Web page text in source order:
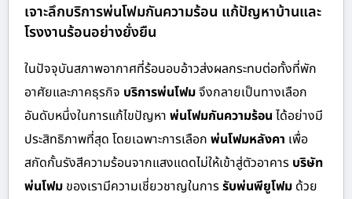
เจาะลึกบริการพ่นโฟมกันความร้อน แก้ปัญหาบ้านและ
โรงงานร้อนอย่างยั่งยืน
ในปัจจุบันสภาพอากาศที่ร้อนอบอ้าวส่งผลกระทบต่อทั้งที่พัก
อาศัยและภาคธุรกิจ บริการพ่นโฟมจึงกลายเป็นทางเลือก
อันดับหนึ่งในการแก้ไขปัญหา พ่นโฟมกันความร้อน ได้อย่างมี
ประสิทธิภาพที่สุด โดยเฉพาะการเลือก พ่นโฟมหลังคา เพื่อ
สกัดกั้นรังสีความร้อนจากแสงแดดไม่ให้เข้าสู่ตัวอาคาร บริษัท
พ่นโฟม ของเรามีความเชี่ยวชาญในการรับพ่นพียูโฟม ด้วย